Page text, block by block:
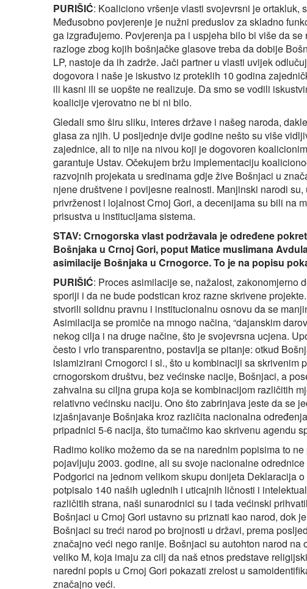
PURIŠIĆ: Koaliciono vršenje vlasti svojevrsni je ortakluk,
Međusobno povjerenje je nužni preduslov za skladno
ga izgrađujemo. Povjerenja pa i uspjeha bilo bi više da
razloge zbog kojih bošnjačke glasove treba da dobije
LP, nastoje da ih zadrže. Jači partner u vlasti uvijek
dogovora i naše je iskustvo iz proteklih 10 godina
ili kasni ili se uopšte ne realizuje. Da smo se vodili
koalicije vjerovatno ne bi ni bilo.
Gledali smo širu sliku, interes države i našeg naroda,
glasa za njih. U posljednje dvije godine nešto su više
zajednice, ali to nije na nivou koji je dogovoren
garantuje Ustav. Očekujem bržu implementaciju
razvojnih projekata u sredinama gdje žive Bošnjaci u
njene društvene i povijesne realnosti. Manjinski narodi
privrženost i lojalnost Crnoj Gori, a decenijama su bili na
prisustva u institucijama sistema.
STAV: Crnogorska vlast podržavala je određene
Bošnjaka u Crnoj Gori, poput Matice muslimana
asimilacije Bošnjaka u Crnogorce. To je na popisu
PURIŠIĆ: Proces asimilacije se, nažalost, zakonomjerno
sporiji i da ne bude podstican kroz razne skrivene
stvorili solidnu pravnu i institucionalnu osnovu da se
Asimilacija se promiče na mnogo načina, “dajanskim
nekog cilja i na druge načine, što je svojevrsna ucjena.
često i vrlo transparentno, postavlja se pitanje: otkud
islamizirani Crnogorci i sl., što u kombinaciji sa
crnogorskom društvu, bez većinske nacije, Bošnjaci, a
zahvalna su ciljna grupa koja se kombinacijom različitih
relativno većinsku naciju. Ono što zabrinjava jeste da se
izjašnjavanje Bošnjaka kroz različita nacionalna
pripadnici 5-6 nacija, što tumačimo kao skrivenu agendu
Radimo koliko možemo da se na narednim popisima to
pojavljuju 2003. godine, ali su svoje nacionalne
Podgorici na jednom velikom skupu donijeta Deklaracija
potpisalo 140 naših uglednih i uticajnih ličnosti i
različitih strana, naši sunarodnici su i tada većinski
Bošnjaci u Crnoj Gori ustavno su priznati kao narod, dok
Bošnjaci su treći narod po brojnosti u državi, prema
značajno veći nego ranije. Bošnjaci su autohton narod
veliko M, koja imaju za cilj da naš etnos predstave
naredni popis u Crnoj Gori pokazati zrelost u
značajno veći.